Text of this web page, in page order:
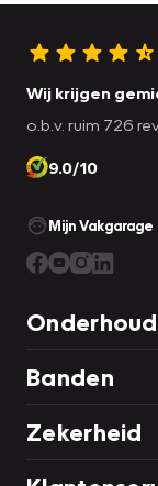
Wij krijgen
o.b.v. ruim 726
9.0/10
Mijn Vakgarage
Onderhoud
Banden
Zekerheid